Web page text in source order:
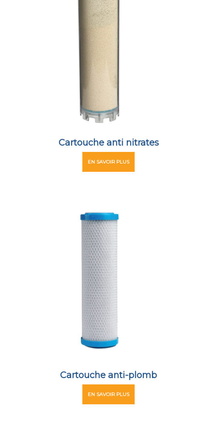
Cartouche anti nitrates
EN SAVOIR PLUS
Cartouche anti-plomb
EN SAVOIR PLUS